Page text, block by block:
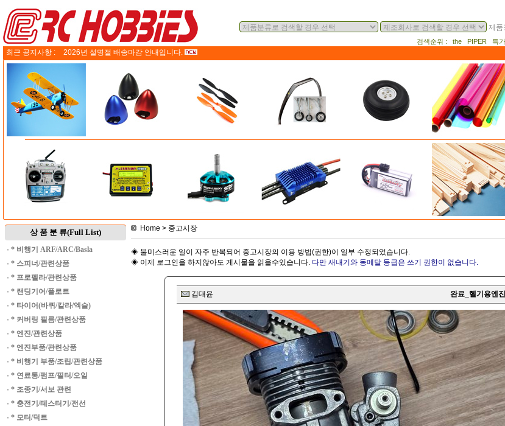
제품
검색순위 : the PIPER
최근 공지사항 : 2026년 설명절 배송마감 안내입니다.
상 품 분 류(Full List)
· * 비행기 ARF/ARC/Basla
· * 스피너/관련상품
· * 프로펠라/관련상품
· * 랜딩기어/플로트
· * 타이어(바퀴/칼라/엑슬)
· * 커버링 필름/관련상품
· * 엔진/관련상품
· * 엔진부품/관련상품
· * 비행기 부품/조립/관련상품
· * 연료통/펌프/필터/오일
· * 조종기/서보 관련
· * 충전기/테스터기/전선
· * 모터/덕트
Home > 중고시장
◈ 불미스러운 일이 자주 반복되어 중고시장의 이용 방법(권한)이 일부 수정되었습니다.
◈ 이제 로그인을 하지않아도 게시물을 읽을수있습니다. 다만 새내기와 동메달 등급은 쓰기 권한이 없습니다.
김대윤 완료_헬기용엔